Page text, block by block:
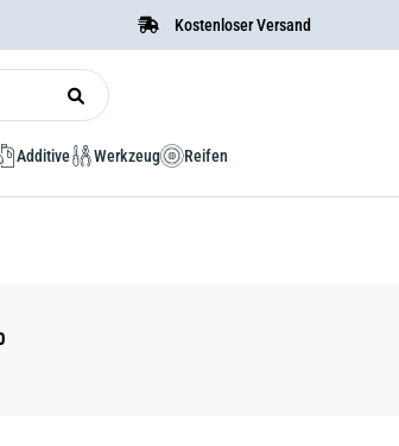
Kostenloser Versand
Additive Werkzeug Reifen